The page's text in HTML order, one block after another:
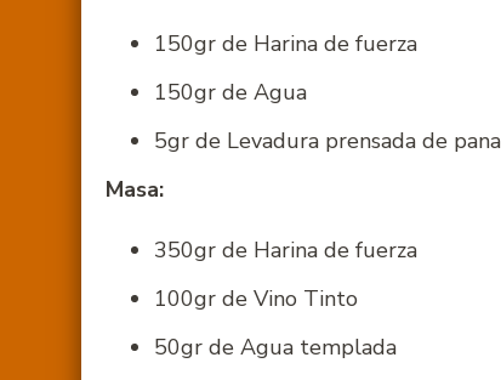
150gr de Harina de fuerza
150gr de Agua
5gr de Levadura prensada de
Masa:
350gr de Harina de fuerza
100gr de Vino Tinto
50gr de Agua templada